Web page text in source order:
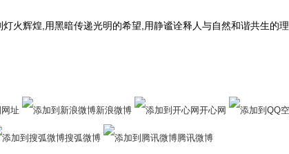
火辉煌,用黑暗传递光明的希望,用静谧诠释人与自然和谐共生的理
址 新浪微博 开心网
搜弧微博 腾讯微博